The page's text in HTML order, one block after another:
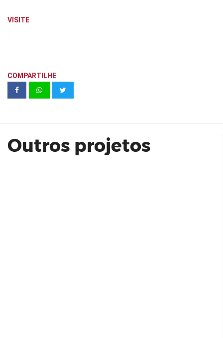
VISITE
COMPARTILHE
Outros projetos
arbo alto de pinheiros | office | even